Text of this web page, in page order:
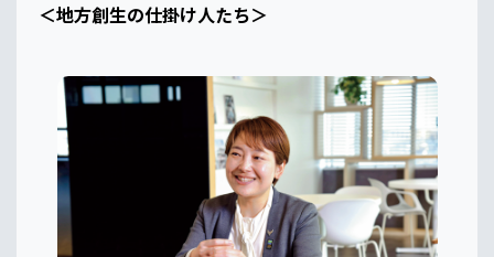
＜地方創生の仕掛け人たち＞